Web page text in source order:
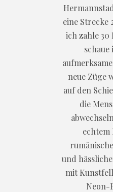
eine Strecke
ich zahle 30
schaue
neue Züge
auf den
die
echtem
und
mit